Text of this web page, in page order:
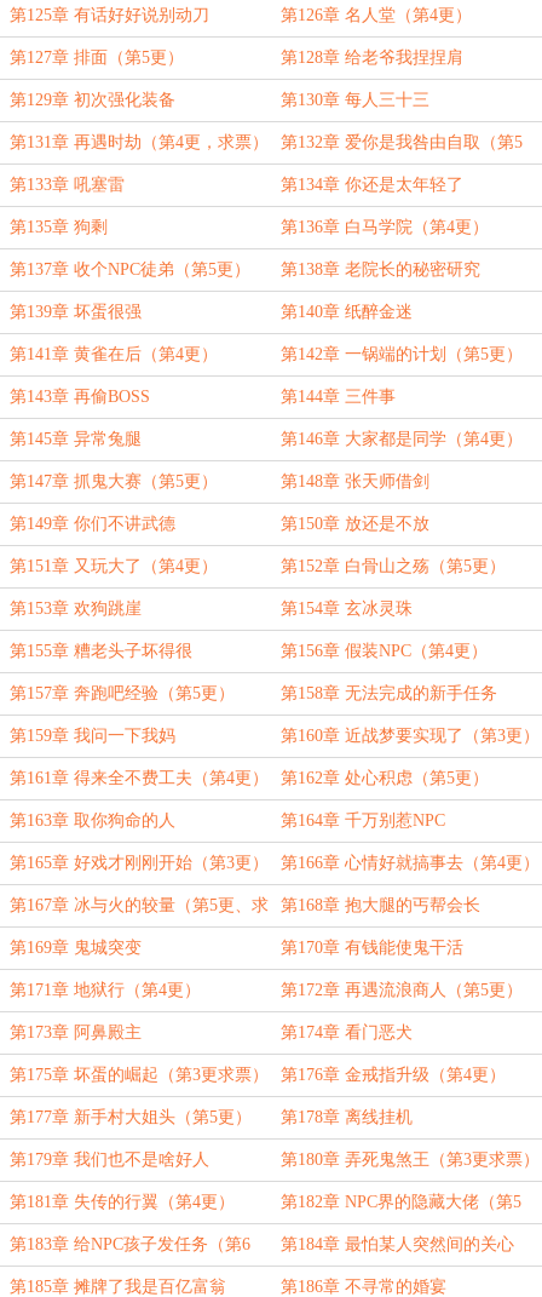
第125章 有话好好说别动刀 第126章 名人堂（第4更）
第127章 排面（第5更） 第128章 给老爷我捏捏肩
第129章 初次强化装备 第130章 每人三十三
第131章 再遇时劫（第4更，求票） 第132章 爱你是我咎由自取（第5
更）
第133章 吼塞雷 第134章 你还是太年轻了
第135章 狗剩 第136章 白马学院（第4更）
第137章 收个NPC徒弟（第5更） 第138章 老院长的秘密研究
第139章 坏蛋很强 第140章 纸醉金迷
第141章 黄雀在后（第4更） 第142章 一锅端的计划（第5更）
第143章 再偷BOSS 第144章 三件事
第145章 异常兔腿 第146章 大家都是同学（第4更）
第147章 抓鬼大赛（第5更） 第148章 张天师借剑
第149章 你们不讲武德 第150章 放还是不放
第151章 又玩大了（第4更） 第152章 白骨山之殇（第5更）
第153章 欢狗跳崖 第154章 玄冰灵珠
第155章 糟老头子坏得很 第156章 假装NPC（第4更）
第157章 奔跑吧经验（第5更） 第158章 无法完成的新手任务
第159章 我问一下我妈 第160章 近战梦要实现了（第3更）
第161章 得来全不费工夫（第4更） 第162章 处心积虑（第5更）
第163章 取你狗命的人 第164章 千万别惹NPC
第165章 好戏才刚刚开始（第3更） 第166章 心情好就搞事去（第4更）
第167章 冰与火的较量（第5更、求
票）
第168章 抱大腿的丐帮会长
第169章 鬼城突变 第170章 有钱能使鬼干活
第171章 地狱行（第4更） 第172章 再遇流浪商人（第5更）
第173章 阿鼻殿主 第174章 看门恶犬
第175章 坏蛋的崛起（第3更求票） 第176章 金戒指升级（第4更）
第177章 新手村大姐头（第5更） 第178章 离线挂机
第179章 我们也不是啥好人 第180章 弄死鬼煞王（第3更求票）
第181章 失传的行翼（第4更） 第182章 NPC界的隐藏大佬（第5
更）
第183章 给NPC孩子发任务（第6
更）
第184章 最怕某人突然间的关心
第185章 摊牌了我是百亿富翁 第186章 不寻常的婚宴